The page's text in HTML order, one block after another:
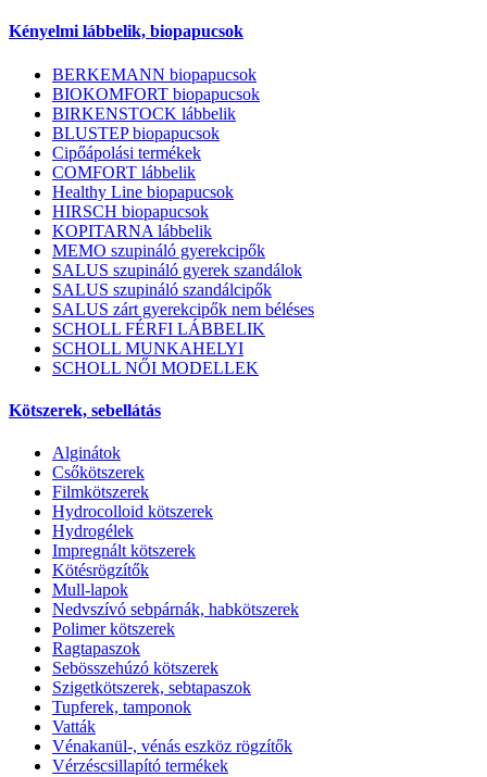
Kényelmi lábbelik, biopapucsok
BERKEMANN biopapucsok
BIOKOMFORT biopapucsok
BIRKENSTOCK lábbelik
BLUSTEP biopapucsok
Cipőápolási termékek
COMFORT lábbelik
Healthy Line biopapucsok
HIRSCH biopapucsok
KOPITARNA lábbelik
MEMO szupináló gyerekcipők
SALUS szupináló gyerek szandálok
SALUS szupináló szandálcipők
SALUS zárt gyerekcipők nem béléses
SCHOLL FÉRFI LÁBBELIK
SCHOLL MUNKAHELYI
SCHOLL NŐI MODELLEK
Kötszerek, sebellátás
Alginátok
Csőkötszerek
Filmkötszerek
Hydrocolloid kötszerek
Hydrogélek
Impregnált kötszerek
Kötésrögzítők
Mull-lapok
Nedvszívó sebpárnák, habkötszerek
Polimer kötszerek
Ragtapaszok
Sebösszehúzó kötszerek
Szigetkötszerek, sebtapaszok
Tupferek, tamponok
Vatták
Vénakanül-, vénás eszköz rögzítők
Vérzéscsillapító termékek